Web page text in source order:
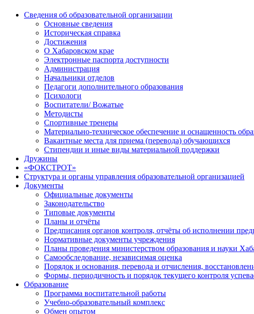
Сведения об образовательной организации
Основные сведения
Историческая справка
Достижения
О Хабаровском крае
Электронные паспорта доступности
Администрация
Начальники отделов
Педагоги дополнительного образования
Психологи
Воспитатели/ Вожатые
Методисты
Спортивные тренеры
Материально-техническое обеспечение и оснащенность
Вакантные места для приема (перевода) обучающихся
Стипендии и иные виды материальной поддержки
Дружины
«ФОКСТРОТ»
Структура и органы управления образовательной организацией
Документы
Официальные документы
Законодательство
Типовые документы
Планы и отчёты
Предписания органов контроля, отчёты об исполнении
Нормативные документы учреждения
Планы проведения министерством образования и науки
Самообследование, независимая оценка
Порядок и основания, перевода и отчисления,
Формы, периодичность и порядок текущего контроля
Образование
Программа воспитательной работы
Учебно-образовательный комплекс
Обмен опытом